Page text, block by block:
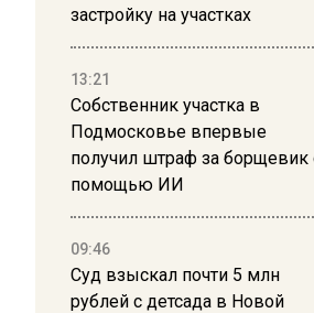
застройку на участках
13:21
Собственник участка в
Подмосковье впервые
получил штраф за борщевик
помощью ИИ
09:46
Суд взыскал почти 5 млн
рублей с детсада в Новой